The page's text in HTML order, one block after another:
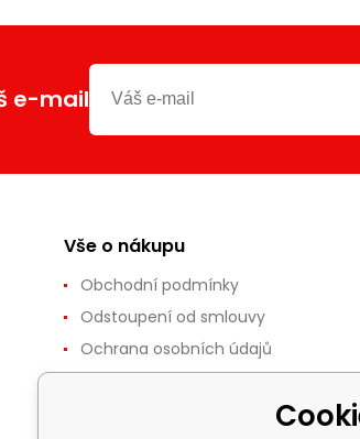
e-mail
Vše o nákupu
Obchodní podmínky
Odstoupení od smlouvy
Ochrana osobních údajů
Reklamace a vrácení zboží